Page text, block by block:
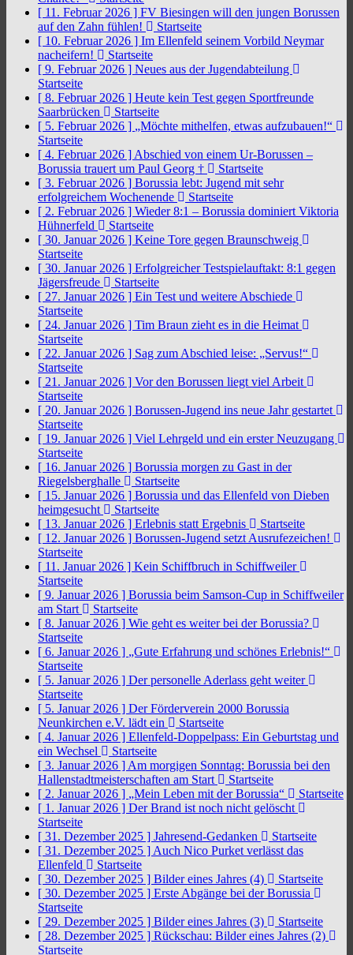
[ 11. Februar 2026 ] FV Biesingen will den jungen Borussen
auf den Zahn fühlen!
Startseite
[ 10. Februar 2026 ] Im Ellenfeld seinem Vorbild Neymar
nacheifern!
Startseite
[ 9. Februar 2026 ] Neues aus der Jugendabteilung
Startseite
[ 8. Februar 2026 ] Heute kein Test gegen Sportfreunde
Saarbrücken
Startseite
[ 5. Februar 2026 ] „Möchte mithelfen, etwas aufzubauen!“
Startseite
[ 4. Februar 2026 ] Abschied von einem Ur-Borussen –
Borussia trauert um Paul Georg †
Startseite
[ 3. Februar 2026 ] Borussia lebt: Jugend mit sehr
erfolgreichem Wochenende
Startseite
[ 2. Februar 2026 ] Wieder 8:1 – Borussia dominiert Viktoria
Hühnerfeld
Startseite
[ 30. Januar 2026 ] Keine Tore gegen Braunschweig
Startseite
[ 30. Januar 2026 ] Erfolgreicher Testspielauftakt: 8:1 gegen
Jägersfreude
Startseite
[ 27. Januar 2026 ] Ein Test und weitere Abschiede
Startseite
[ 24. Januar 2026 ] Tim Braun zieht es in die Heimat
Startseite
[ 22. Januar 2026 ] Sag zum Abschied leise: „Servus!“
Startseite
[ 21. Januar 2026 ] Vor den Borussen liegt viel Arbeit
Startseite
[ 20. Januar 2026 ] Borussen-Jugend ins neue Jahr gestartet
Startseite
[ 19. Januar 2026 ] Viel Lehrgeld und ein erster Neuzugang
Startseite
[ 16. Januar 2026 ] Borussia morgen zu Gast in der
Riegelsberghalle
Startseite
[ 15. Januar 2026 ] Borussia und das Ellenfeld von Dieben
heimgesucht
Startseite
[ 13. Januar 2026 ] Erlebnis statt Ergebnis
Startseite
[ 12. Januar 2026 ] Borussen-Jugend setzt Ausrufezeichen!
Startseite
[ 11. Januar 2026 ] Kein Schiffbruch in Schiffweiler
Startseite
[ 9. Januar 2026 ] Borussia beim Samson-Cup in Schiffweiler
am Start
Startseite
[ 8. Januar 2026 ] Wie geht es weiter bei der Borussia?
Startseite
[ 6. Januar 2026 ] „Gute Erfahrung und schönes Erlebnis!“
Startseite
[ 5. Januar 2026 ] Der personelle Aderlass geht weiter
Startseite
[ 5. Januar 2026 ] Der Förderverein 2000 Borussia
Neunkirchen e.V. lädt ein
Startseite
[ 4. Januar 2026 ] Ellenfeld-Doppelpass: Ein Geburtstag und
ein Wechsel
Startseite
[ 3. Januar 2026 ] Am morgigen Sonntag: Borussia bei den
Hallenstadtmeisterschaften am Start
Startseite
[ 2. Januar 2026 ] „Mein Leben mit der Borussia“
Startseite
[ 1. Januar 2026 ] Der Brand ist noch nicht gelöscht
Startseite
[ 31. Dezember 2025 ] Jahresend-Gedanken
Startseite
[ 31. Dezember 2025 ] Auch Nico Purket verlässt das
Ellenfeld
Startseite
[ 30. Dezember 2025 ] Bilder eines Jahres (4)
Startseite
[ 30. Dezember 2025 ] Erste Abgänge bei der Borussia
Startseite
[ 29. Dezember 2025 ] Bilder eines Jahres (3)
Startseite
[ 28. Dezember 2025 ] Rückschau: Bilder eines Jahres (2)
Startseite